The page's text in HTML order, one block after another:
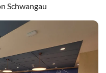
Schwangau